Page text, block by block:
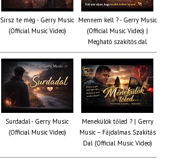
Sírsz te még - Gerry Music
(Official Music Video)
Mennem kell ? - Gerry Music
(Official Music Video) |
Megható szakítós dal
Surdadal - Gerry Music
(Official Music Video)
Menekülök tőled ? | Gerry
Music – Fájdalmas Szakítás
Dal (Official Music Video)